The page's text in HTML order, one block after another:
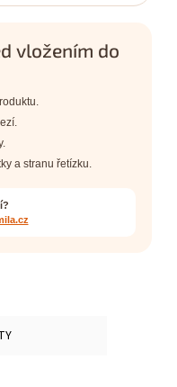
vložením do
a stranu řetízku.